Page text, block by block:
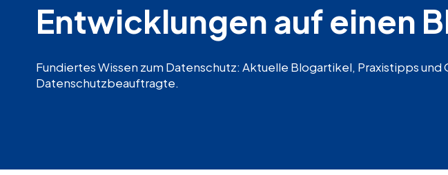
Entwicklungen auf einen
Fundiertes Wissen zum Datenschutz: Aktuelle Blogartikel, Praxistipps
Datenschutzbeauftragte.